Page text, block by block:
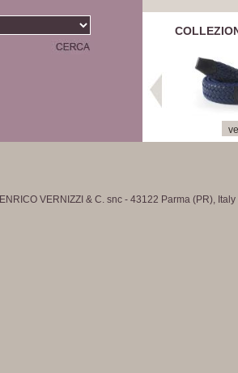
ENRICO VERNIZZI & C. snc - 43122 Parma (PR),